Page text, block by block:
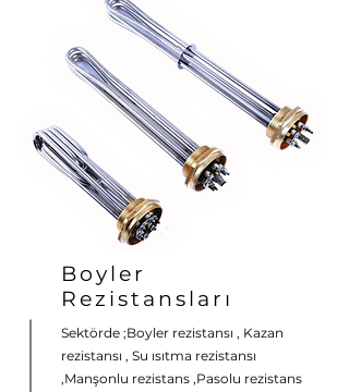
Boyler
Rezistansları
Sektörde ;Boyler rezistansı , Kazan
rezistansı , Su ısıtma rezistansı
,Manşonlu rezistans ,Pasolu rezistans